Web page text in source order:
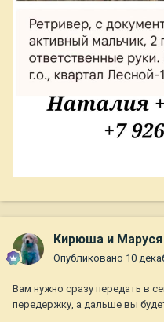
Кирюша и Маруся
Опубликовано 10
Вам нужно сразу передать в
передержку, а дальше вы